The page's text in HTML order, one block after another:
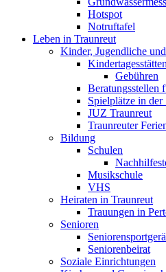
Hotspot
Notruftafel
Leben in Traunreut
Kinder, Jugendliche
Kindertagesstätten
Gebühren
Beratungsstellen
Spielplätze in der
JUZ Traunreut
Traunreuter
Bildung
Schulen
Musikschule
VHS
Heiraten in Traunreut
Trauungen in
Senioren
Seniorenbeirat
Soziale Einrichtungen